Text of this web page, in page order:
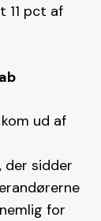
11 pct af
ud af
der sidder
for